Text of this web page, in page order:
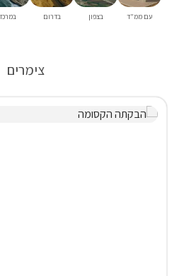
עם ממ"ד בצפון בדרום במרכז
צימרים